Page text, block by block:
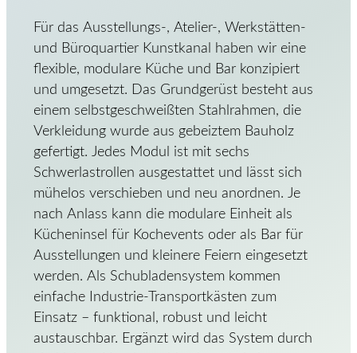
Für das Ausstellungs-, Atelier-, Werkstätten-
und Büroquartier Kunstkanal haben wir eine
flexible, modulare Küche und Bar konzipiert
und umgesetzt. Das Grundgerüst besteht aus
einem selbstgeschweißten Stahlrahmen, die
Verkleidung wurde aus gebeiztem Bauholz
gefertigt. Jedes Modul ist mit sechs
Schwerlastrollen ausgestattet und lässt sich
mühelos verschieben und neu anordnen. Je
nach Anlass kann die modulare Einheit als
Kücheninsel für Kochevents oder als Bar für
Ausstellungen und kleinere Feiern eingesetzt
werden. Als Schubladensystem kommen
einfache Industrie-Transportkästen zum
Einsatz – funktional, robust und leicht
austauschbar. Ergänzt wird das System durch